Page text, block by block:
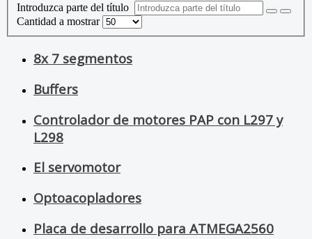
Introduzca parte del título
Cantidad a mostrar
8x 7 segmentos
Buffers
Controlador de motores PAP con L297 y
L298
El servomotor
Optoacopladores
Placa de desarrollo para ATMEGA2560